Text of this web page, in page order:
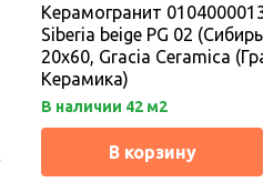
Керамогранит
Siberia beige PG 02
20х60, Gracia Ceramica
Керамика)
В наличии 42 м2
В корзину